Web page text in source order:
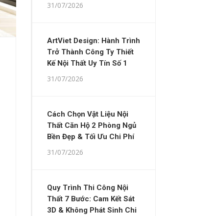
31/07/2026
ArtViet Design: Hành Trình
Trở Thành Công Ty Thiết
Kế Nội Thất Uy Tín Số 1
31/07/2026
Cách Chọn Vật Liệu Nội
Thất Căn Hộ 2 Phòng Ngủ
Bền Đẹp & Tối Ưu Chi Phí
31/07/2026
Quy Trình Thi Công Nội
Thất 7 Bước: Cam Kết Sát
3D & Không Phát Sinh Chi